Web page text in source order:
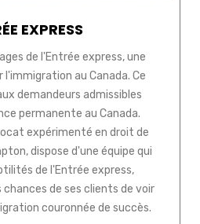
EXPRESS
de l'Entrée express, une
l'immigration au Canada. Ce
demandeurs admissibles
permanente au Canada.
expérimenté en droit de
dispose d'une équipe qui
de l'Entrée express,
de ses clients de voir
couronnée de succès.